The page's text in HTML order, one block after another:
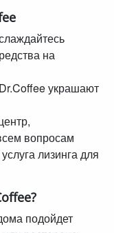
на
украшают
вопросам
лизинга для
подойдет